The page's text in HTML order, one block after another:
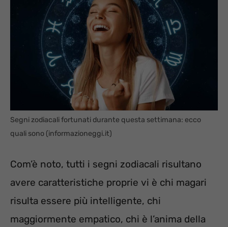
Segni zodiacali fortunati durante questa settimana: ecco
quali sono (informazioneggi.it)
Com’è noto, tutti i segni zodiacali risultano
avere caratteristiche proprie vi è chi magari
risulta essere più intelligente, chi
maggiormente empatico, chi è l’anima della